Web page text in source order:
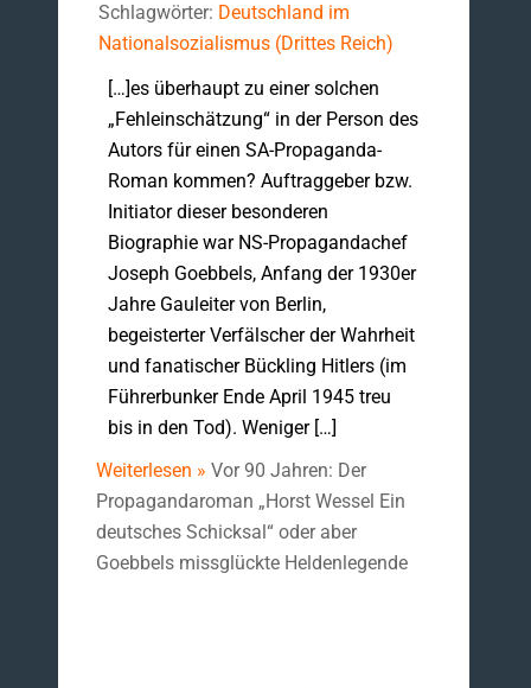
Schlagwörter: Deutschland im
Nationalsozialismus (Drittes Reich)
[…]es überhaupt zu einer solchen
„Fehleinschätzung“ in der Person des
Autors für einen SA-Propaganda-
Roman kommen? Auftraggeber bzw.
Initiator dieser besonderen
Biographie war NS-Propagandachef
Joseph Goebbels, Anfang der 1930er
Jahre Gauleiter von Berlin,
begeisterter Verfälscher der Wahrheit
und fanatischer Bückling Hitlers (im
Führerbunker Ende April 1945 treu
bis in den Tod). Weniger […]
Weiterlesen » Vor 90 Jahren: Der
Propagandaroman „Horst Wessel Ein
deutsches Schicksal“ oder aber
Goebbels missglückte Heldenlegende